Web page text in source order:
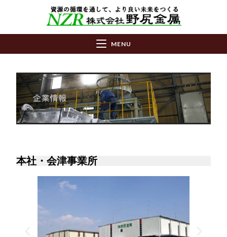
MENU
本社・会津事業所